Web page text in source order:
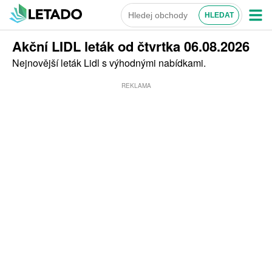
Akční LIDL leták od čtvrtka 06.08.2026
Nejnovější leták Lidl s výhodnými nabídkami.
REKLAMA